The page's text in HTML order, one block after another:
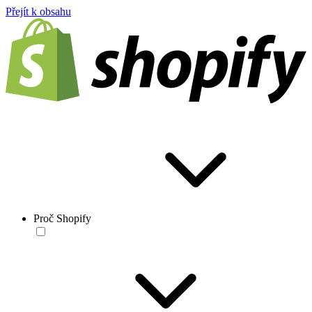
Přejít k obsahu
Proč Shopify